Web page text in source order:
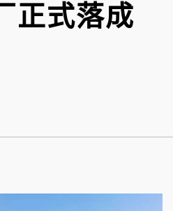
正式落成